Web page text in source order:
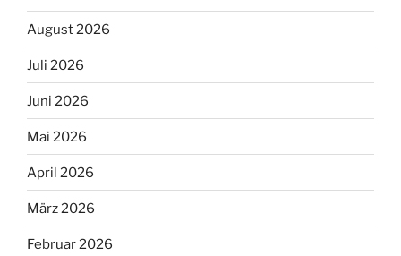
August 2026
Juli 2026
Juni 2026
Mai 2026
April 2026
März 2026
Februar 2026